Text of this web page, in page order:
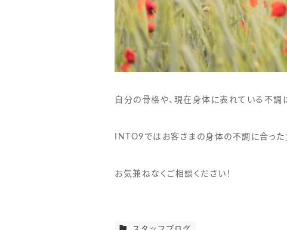
自分の骨格や、現在身体に表れている不調
INTO9ではお客さまの身体の不調に合った
お気兼ねなくご相談ください！